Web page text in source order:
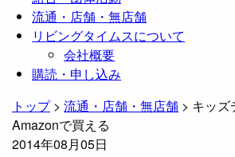
流通・店舗・無店舗
リビングタイムスについて
会社概要
購読・申し込み
トップ> 流通・店舗・無店舗 > キッズ
Amazonで買える
2014年08月05日